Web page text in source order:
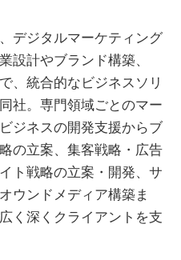
デジタルマーケティング
設計やブランド構築、
、統合的なビジネスソリ
社。専門領域ごとのマー
ジネスの開発支援からブ
の立案、集客戦略・広告
ト戦略の立案・開発、サ
ウンドメディア構築ま
く深くクライアントを支